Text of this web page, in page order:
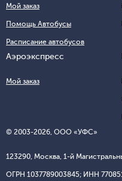
© 2003-2026, ООО «УФС»
123290, Москва, 1-й
ОГРН 1037789003845; ИНН
Мой заказ
Помощь Автобусы
Расписание автобусов
Аэроэкспресс
Мой заказ